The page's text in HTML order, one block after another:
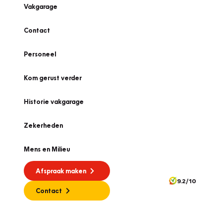
Vakgarage
Contact
Personeel
Kom gerust verder
Historie vakgarage
Zekerheden
Mens en Milieu
Afspraak maken
Contact
9.2/10